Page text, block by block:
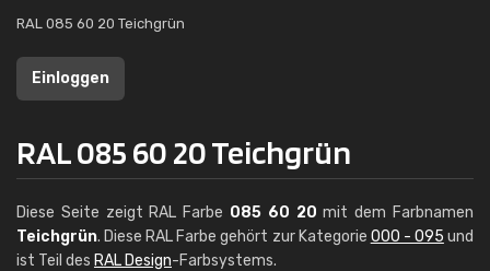
RAL 085 60 20 Teichgrün
Einloggen
RAL 085 60 20 Teichgrün
Diese Seite zeigt RAL Farbe 085 60 20 mit dem Farbnamen
Teichgrün. Diese RAL Farbe gehört zur Kategorie 000 - 095 und
ist Teil des RAL Design-Farbsystems.